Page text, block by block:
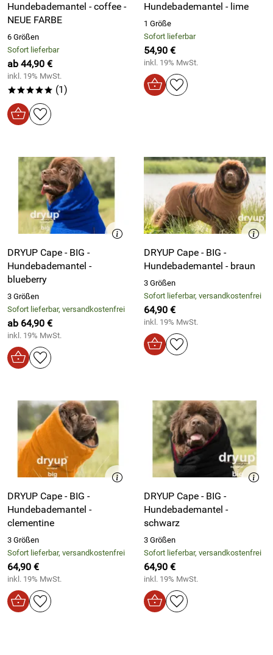
Hundebademantel - coffee -
NEUE FARBE
6 Größen
Sofort lieferbar
ab 44,90 €
inkl. 19% MwSt.
***** (1)
Hundebademantel - lime
1 Größe
Sofort lieferbar
54,90 €
inkl. 19% MwSt.
DRYUP Cape - BIG -
Hundebademantel -
blueberry
3 Größen
Sofort lieferbar, versandkostenfrei
ab 64,90 €
inkl. 19% MwSt.
DRYUP Cape - BIG -
Hundebademantel - braun
3 Größen
Sofort lieferbar, versandkostenfrei
64,90 €
inkl. 19% MwSt.
DRYUP Cape - BIG -
Hundebademantel -
clementine
3 Größen
Sofort lieferbar, versandkostenfrei
64,90 €
inkl. 19% MwSt.
DRYUP Cape - BIG -
Hundebademantel -
schwarz
3 Größen
Sofort lieferbar, versandkostenfrei
64,90 €
inkl. 19% MwSt.